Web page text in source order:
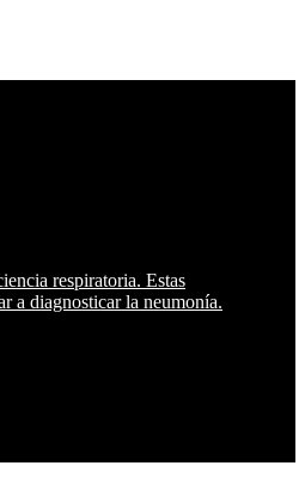
respiratoria. Estas
a diagnosticar la neumonía.